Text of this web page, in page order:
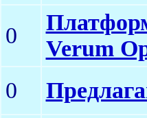
0
Verum
0